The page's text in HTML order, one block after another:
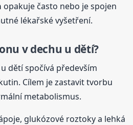
opakuje často nebo je spojen
lékařské vyšetření.
vdechu u dětí?
dětí spočívá především
Cílem je zastavit tvorbu
metabolismus.
glukózové roztoky a lehká